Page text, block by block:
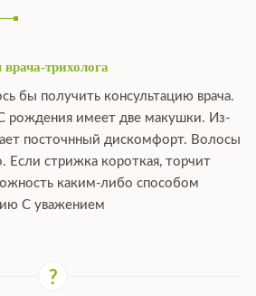
трихолога
бы получить консультацию врача.
рождения имеет две макушки. Из-
посточнный дискомфорт. Волосы
Если стрижка короткая, торчит
каким-либо способом
С уважением